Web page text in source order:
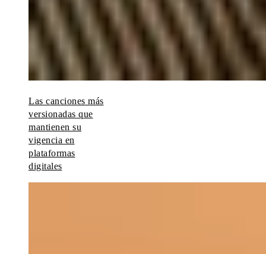
Las canciones más
versionadas que
mantienen su
vigencia en
plataformas
digitales